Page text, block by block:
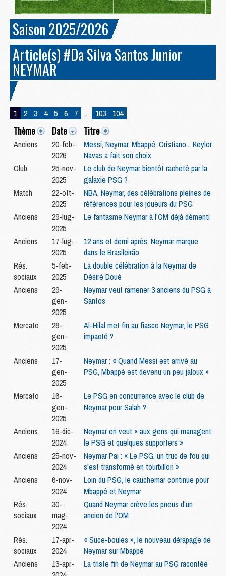
Saison 2025/2026
Article(s) #Da Silva Santos Junior
NEYMAR
1 2 3 4 5 6 7 ... 103 104
Thème Date Titre
Anciens
20-feb-
2026
Messi, Neymar, Mbappé, Cristiano... Keylor
Navas a fait son choix
Club
25-nov-
2025
Le club de Neymar bientôt racheté par la
galaxie PSG ?
Match
22-ott-
2025
NBA, Neymar, des célébrations pleines de
références pour les joueurs du PSG
Anciens
29-lug-
2025
Le fantasme Neymar à l'OM déjà démenti
Anciens
17-lug-
2025
12 ans et demi après, Neymar marque
dans le Brasileirão
Rés.
sociaux
5-feb-
2025
La double célébration à la Neymar de
Désiré Doué
Anciens
29-
gen-
2025
Neymar veut ramener 3 anciens du PSG à
Santos
Mercato
28-
gen-
2025
Al-Hilal met fin au fiasco Neymar, le PSG
impacté ?
Anciens
17-
gen-
2025
Neymar : « Quand Messi est arrivé au
PSG, Mbappé est devenu un peu jaloux »
Mercato
16-
gen-
2025
Le PSG en concurrence avec le club de
Neymar pour Salah ?
Anciens
16-dic-
2024
Neymar en veut « aux gens qui managent
le PSG et quelques supporters »
Anciens
25-nov-
2024
Neymar Pai : « Le PSG, un truc de fou qui
s'est transformé en tourbillon »
Anciens
6-nov-
2024
Loin du PSG, le cauchemar continue pour
Mbappé et Neymar
Rés.
sociaux
30-
mag-
2024
Quand Neymar crève les pneus d'un
ancien de l'OM
Rés.
sociaux
17-apr-
2024
« Suce-boules », le nouveau dérapage de
Neymar sur Mbappé
Anciens
13-apr-
La triste fin de Neymar au PSG racontée